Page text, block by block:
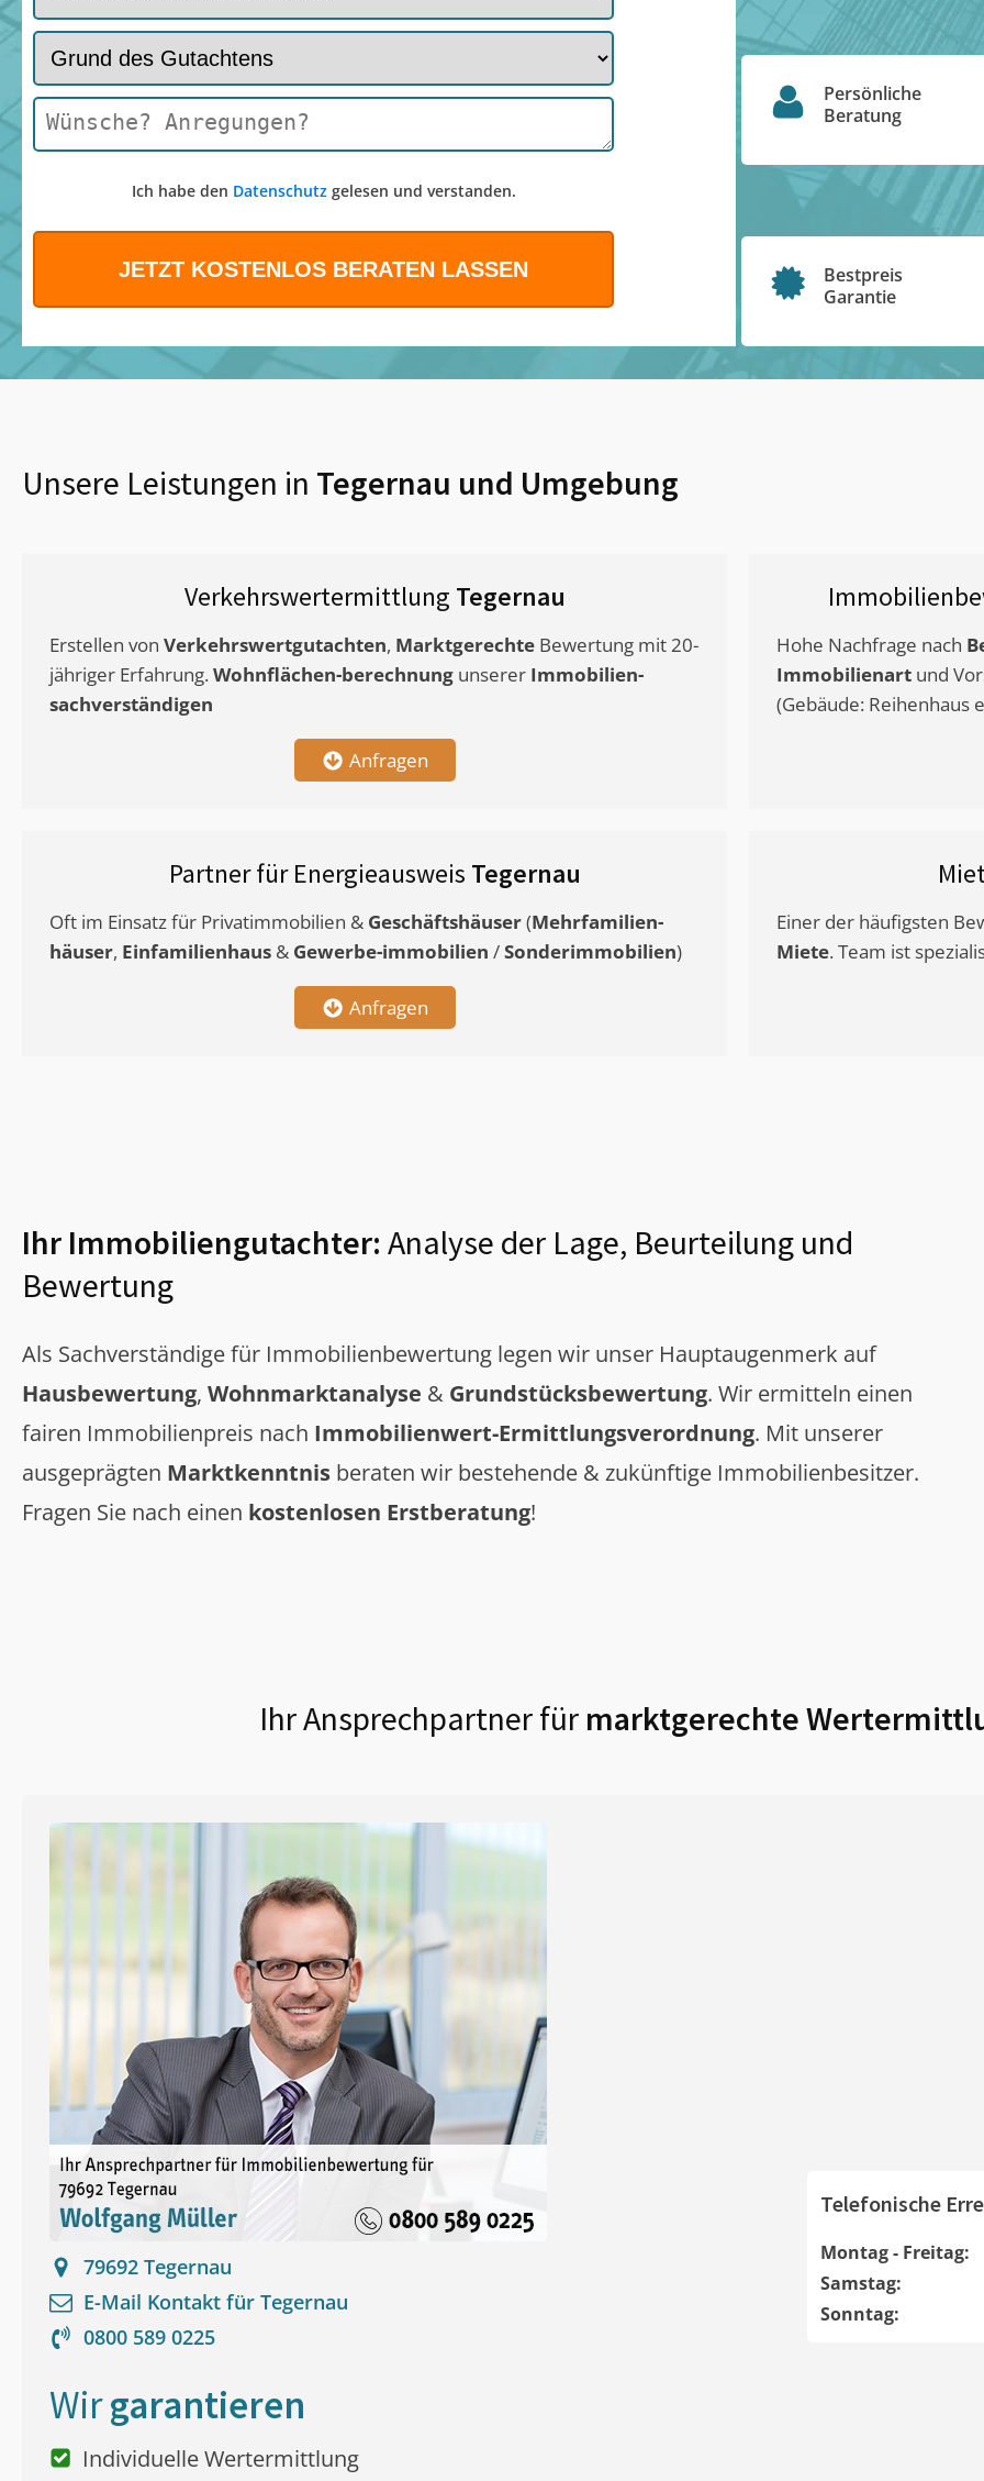
Ich habe den Datenschutzgelesen und verstanden.
Persönliche
Beratung
Bestpreis
Garantie
Unsere Leistungen in Tegernau und Umgebung
Verkehrswertermittlung Tegernau
Erstellen von Verkehrswertgutachten, Marktgerechte Bewertung mit 20-
jähriger Erfahrung. Wohnflächen-berechnung unserer Immobilien-
sachverständigen
Anfragen
Hohe Nachfrage nach
Immobilienart und
(Gebäude: Reihenhaus
Partner für Energieausweis Tegernau
Oft im Einsatz für Privatimmobilien & Geschäftshäuser(Mehrfamilien-
häuser, Einfamilienhaus & Gewerbe-immobilien /Sonderimmobilien)
Anfragen
Einer der häufigsten
Miete. Team ist
Ihr Immobiliengutachter: Analyse der Lage, Beurteilung und
Bewertung
Als Sachverständige für Immobilienbewertung legen wir unser Hauptaugenmerk auf
Hausbewertung, Wohnmarktanalyse & Grundstücksbewertung. Wir ermitteln einen
fairen Immobilienpreis nach Immobilienwert-Ermittlungsverordnung. Mit unserer
ausgeprägten Marktkenntnis beraten wir bestehende & zukünftige Immobilienbesitzer.
Fragen Sie nach einen kostenlosen Erstberatung!
Ihr Ansprechpartner fürmarktgerechte
79692 Tegernau
E-Mail Kontakt für Tegernau
0800 589 0225
Telefonische
Montag - Freitag:
Samstag:
Sonntag:
Wirgarantieren
Individuelle Wertermittlung